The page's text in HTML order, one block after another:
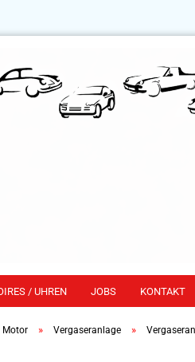
/ UHREN JOBS KONTAKT
Motor » Vergaseranlage »